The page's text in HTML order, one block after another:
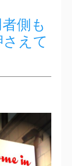
側も
えて